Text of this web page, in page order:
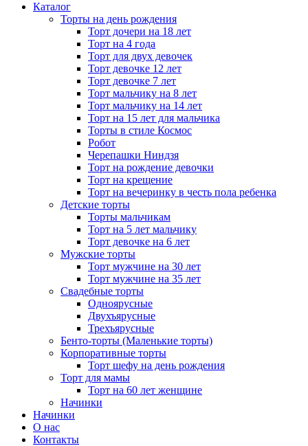
Каталог
Торты на день рождения
Торт дочери на 18 лет
Торт на 4 года
Торт для двух девочек
Торт девочке 12 лет
Торт девочке 7 лет
Торт мальчику на 8 лет
Торт мальчику на 14 лет
Торт на 15 лет для мальчика
Торты в стиле Космос
Робот
Черепашки Ниндзя
Торт на рождение девочки
Торт на крещение
Торт на вечеринку в честь пола ребенка
Детские торты
Торты мальчикам
Торт на 5 лет мальчику
Торт девочке на 6 лет
Мужские торты
Торт мужчине на 30 лет
Торт мужчине на 35 лет
Свадебные торты
Одноярусные
Двухъярусные
Трехъярусные
Бенто-торты (Маленькие торты)
Корпоративные торты
Торт шефу на день рождения
Торт для мамы
Торт на 60 лет женщине
Начинки
Начинки
О нас
Контакты